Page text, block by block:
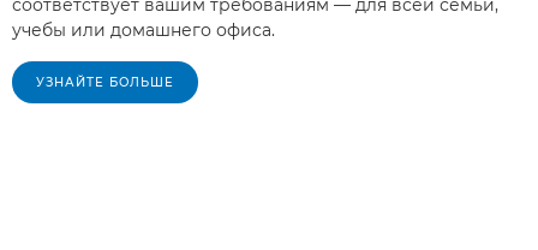
соответствует вашим требованиям — для всей семьи,
учебы или домашнего офиса.
УЗНАЙТЕ БОЛЬШЕ